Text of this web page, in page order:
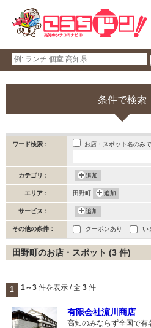
条件で検索
ワード検索： お店・スポット名のみ
カテゴリ： 追加
エリア： 田野町 追加
サービス： 追加
その他の条件： クーポンあり い
田野町のお店・スポット (3 件)
1 1～3 件を表示 / 全 3 件
有限会社濵川商店
高知のみならず全国で